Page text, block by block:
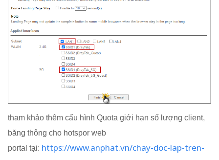
tham khảo thêm cấu hình Quota giới hạn số lượng client,
băng thông cho hotspor web
portal tại: https://www.anphat.vn/chay-doc-lap-tren-